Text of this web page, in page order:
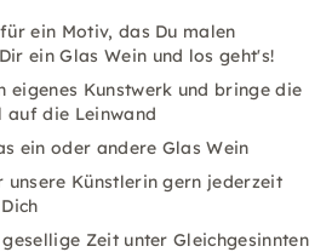
ein Motiv, das Du malen
ein Glas Wein und los geht's!
eigenes Kunstwerk und bringe die
auf die Leinwand
ein oder andere Glas Wein
unsere Künstlerin gern jederzeit
Zeit unter Gleichgesinnten